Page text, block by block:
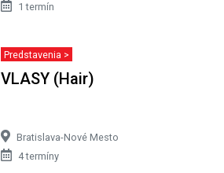
1 termín
Predstavenia >
VLASY (Hair)
Bratislava-Nové Mesto
4 termíny